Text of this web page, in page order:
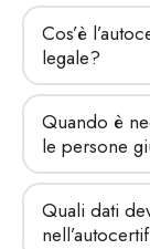
Cos’è
legale?
Quando è
le persone
Quali dati